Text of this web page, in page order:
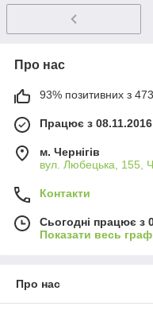
Про нас
93% позитивних з 473
Працює з 08.11.2016
м. Чернігів
вул. Любецька, 155,
Контакти
Сьогодні працює з
Показати весь
Про нас